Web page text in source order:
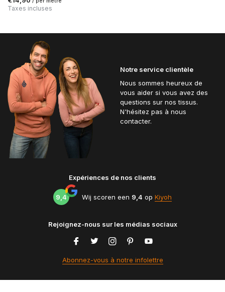
Taxes incluses
Notre service clientèle
Nous sommes heureux de
vous aider si vous avez des
questions sur nos tissus.
N'hésitez pas à nous
contacter.
Expériences de nos clients
9,4 Wij scoren een 9,4 op Kiyoh
Rejoignez-nous sur les médias sociaux
Abonnez-vous à notre infolettre